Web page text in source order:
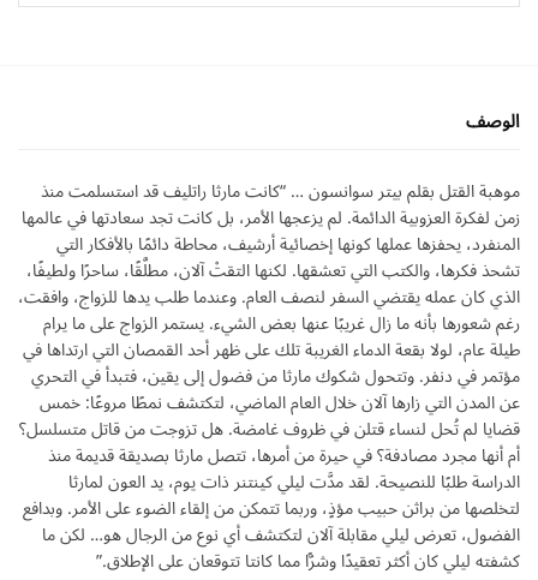
الوصف
موهبة القتل بقلم بيتر سوانسون … “كانت مارثا راتليف قد استسلمت منذ
زمن لفكرة العزوبية الدائمة. لم يزعجها الأمر، بل كانت تجد سعادتها في عالمها
المنفرد، يحفزها عملها كونها إخصائية أرشيف، محاطة دائمًا بالأفكار التي
تشحذ فكرها، والكتب التي تعشقها. لكنها التقتْ آلان، مطلَّقًا، ساحرًا ولطيفًا،
الذي كان عمله يقتضي السفر لنصف العام. وعندما طلب يدها للزواج، وافقت،
رغم شعورها بأنه ما زال غريبًا عنها بعض الشيء. يستمر الزواج على ما يرام
طيلة عام، لولا بقعة الدماء الغريبة تلك على ظهر أحد القمصان التي ارتداها في
مؤتمر في دنفر. وتتحول شكوك مارثا من فضول إلى يقين، فتبدأ في التحري
عن المدن التي زارها آلان خلال العام الماضي، لتكتشف نمطًا مروعًا: خمس
قضايا لم تُحل لنساء قتلن في ظروف غامضة. هل تزوجت من قاتل متسلسل؟
أم أنها مجرد مصادفة؟ في حيرة من أمرها، تتصل مارثا بصديقة قديمة منذ
الدراسة طلبًا للنصيحة. لقد مدَّت ليلي كينتنر ذات يوم، يد العون لمارثا
لتخلصها من براثن حبيب مؤذٍ، وربما تتمكن من إلقاء الضوء على الأمر. وبدافع
الفضول، تعرض ليلي مقابلة آلان لتكتشف أي نوع من الرجال هو… لكن ما
كشفته ليلي كان أكثر تعقيدًا وشرًّا مما كانتا تتوقعان على الإطلاق.”